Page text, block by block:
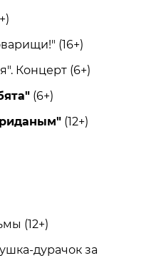
(16+)
Концерт (6+)
(6+)
(12+)
(12+)
дурачок за